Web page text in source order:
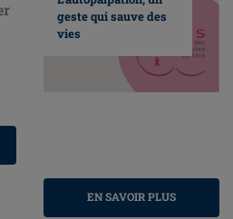
geste qui sauve des
vies
EN SAVOIR PLUS